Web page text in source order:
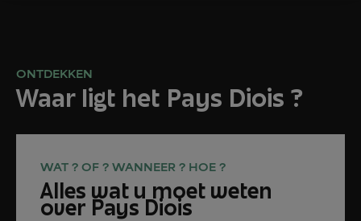
ONTDEKKEN
Waar ligt het Pays Diois ?
WAT ? OF ? WANNEER ? HOE ?
Alles wat u moet weten
over Pays Diois